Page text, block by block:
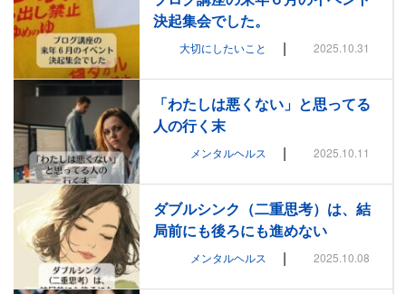
決起集会でした。
大切にしたいこと | 2025.10.31
「わたしは悪くない」と思ってる
人の行く末
メンタルヘルス | 2025.10.11
ダブルシンク（二重思考）は、結
局前にも後ろにも進めない
メンタルヘルス | 2025.10.08